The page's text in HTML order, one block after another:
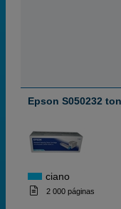
Epson S050232
ciano
2 000 páginas